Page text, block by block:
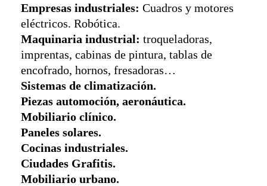
Empresas industriales: Cuadros y motores
eléctricos. Robótica.
Maquinaria industrial: troqueladoras,
imprentas, cabinas de pintura, tablas de
encofrado, hornos, fresadoras…
Sistemas de climatización.
Piezas automoción, aeronáutica.
Mobiliario clínico.
Paneles solares.
Cocinas industriales.
Ciudades Grafitis.
Mobiliario urbano.